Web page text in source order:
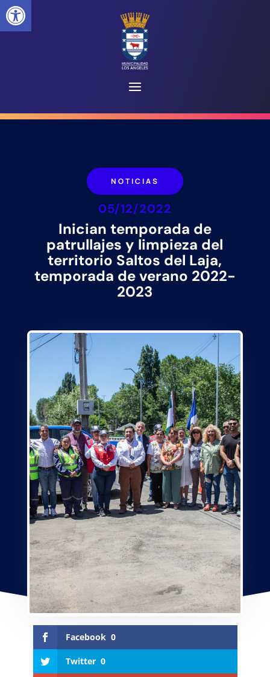
NOTICIAS
05/12/2022
Inician temporada de
patrullajes y limpieza del
territorio Saltos del Laja,
temporada de verano 2022-
2023
Facebook 0
Twitter 0